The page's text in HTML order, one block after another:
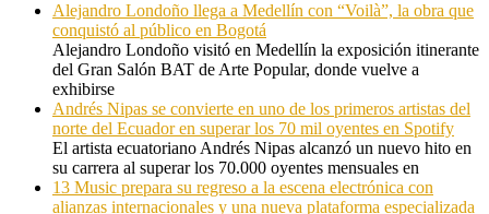
Alejandro Londoño llega a Medellín con “Voilà”, la obra que
conquistó al público en Bogotá
Alejandro Londoño visitó en Medellín la exposición itinerante
del Gran Salón BAT de Arte Popular, donde vuelve a
exhibirse
Andrés Nipas se convierte en uno de los primeros artistas del
norte del Ecuador en superar los 70 mil oyentes en Spotify
El artista ecuatoriano Andrés Nipas alcanzó un nuevo hito en
su carrera al superar los 70.000 oyentes mensuales en
13 Music prepara su regreso a la escena electrónica con
alianzas internacionales y una nueva plataforma especializada